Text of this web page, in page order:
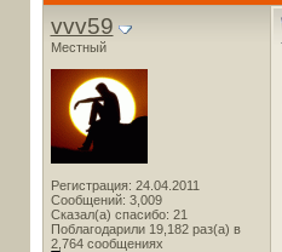
vvv59
Местный
Регистрация: 24.04.2011
Сообщений: 3,009
Сказал(а) спасибо: 21
Поблагодарили 19,182 раз(а) в
2,764 сообщениях